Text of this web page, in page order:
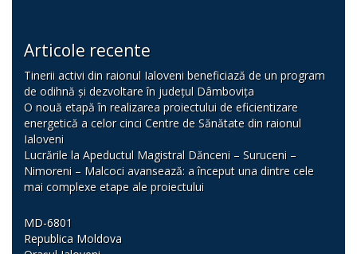
Articole recente
Tinerii activi din raionul Ialoveni beneficiază de un program
de odihnă și dezvoltare în județul Dâmbovița
O nouă etapă în realizarea proiectului de eficientizare
energetică a celor cinci Centre de Sănătate din raionul
Ialoveni
Lucrările la Apeductul Magistral Dănceni – Suruceni –
Nimoreni – Malcoci avansează: a început una dintre cele
mai complexe etape ale proiectului
MD-6801
Republica Moldova